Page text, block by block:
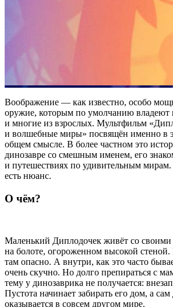
Воображение — как известно, особо
оружие, которым по умолчанию владеют
и многие из взрослых. Мультфильм
и волшебные миры» посвящён именно в
общем смысле. В более частном это
динозавре со смешным именем, его
и путешествиях по удивительным мирам.
есть нюанс.
О чём?
Маленький Диплодочек живёт со своими
на болоте, огороженном высокой
там опасно. А внутри, как это часто
очень скучно. Но долго препираться с
тему у динозаврика не получается:
Пустота начинает забирать его дом, а
оказывается в совсем другом мире.